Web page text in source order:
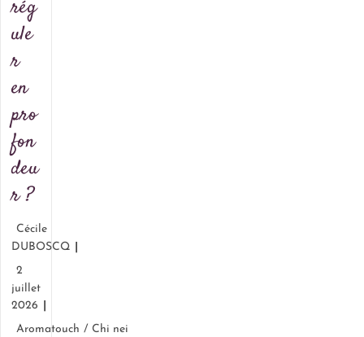
rég
ule
r
en
pro
fon
deu
r ?
Cécile
DUBOSCQ
2
juillet
2026
Aromatouch / Chi nei